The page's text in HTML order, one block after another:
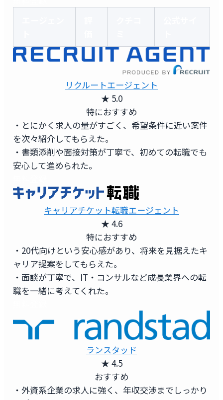
リクルートエージェント
★ 5.0
特におすすめ
・とにかく求人の量がすごく、希望条件に近い案件
を次々紹介してもらえた。
・書類添削や面接対策が丁寧で、初めての転職でも
安心して進められた。
キャリアチケット転職エージェント
★ 4.6
特におすすめ
・20代向けという安心感があり、将来を見据えたキ
ャリア提案をしてもらえた。
・面談が丁寧で、IT・コンサルなど成長業界への転
職を一緒に考えてくれた。
ランスタッド
★ 4.5
おすすめ
・外資系企業の求人に強く、年収交渉までしっかり